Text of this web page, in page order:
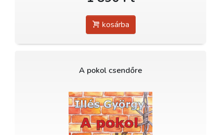
kosárba
A pokol csendőre